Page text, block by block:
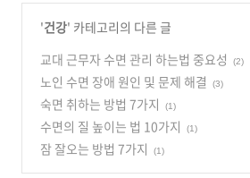
'건강' 카테고리의 다른 글
교대 근무자 수면 관리 하는법 중요성
(2)
노인 수면 장애 원인 및 문제 해결 (3)
숙면 취하는 방법 7가지 (1)
수면의 질 높이는 법 10가지 (1)
잠 잘오는 방법 7가지 (1)